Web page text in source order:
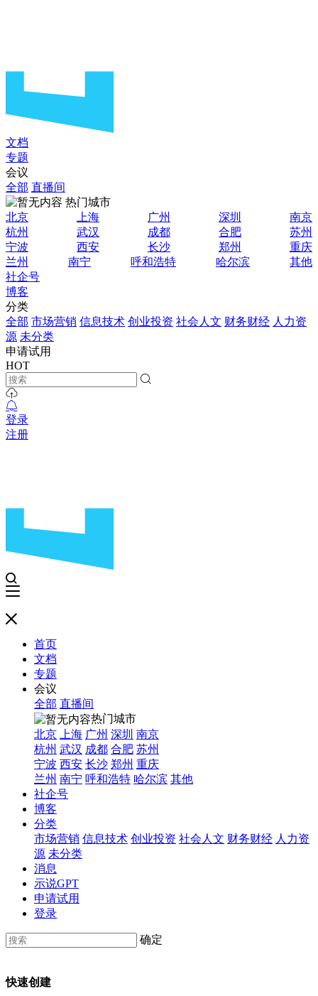
文档
专题
会议
全部 直播间
热门城市
北京
上海 广州 深圳
南京
杭州
武汉 成都 合肥
苏州
宁波
西安 长沙 郑州
重庆
兰州
南宁 呼和浩特 哈尔滨
其他
社企号
博客
分类
全部 市场营销 信息技术 创业投资 社会人文 财务财经 人力资
源 未分类
申请试用
HOT
登录
注册
首页
文档
专题
会议
全部 直播间
热门城市
北京
上海 广州 深圳 南京
杭州 武汉 成都 合肥 苏州
宁波 西安 长沙 郑州 重庆
兰州 南宁 呼和浩特 哈尔滨 其他
社企号
博客
分类
市场营销 信息技术 创业投资 社会人文 财务财经 人力资
源 未分类
消息
示说GPT
申请试用
登录
确定
快速创建